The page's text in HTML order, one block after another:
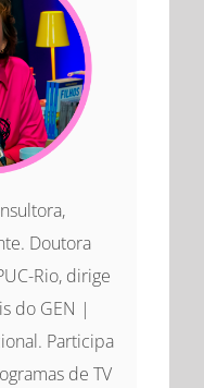
Doutora
Rio, dirige
do GEN |
Participa
de TV